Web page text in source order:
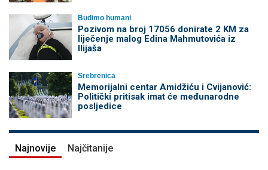
Budimo humani
Pozivom na broj 17056 donirate 2 KM za
liječenje malog Edina Mahmutovića iz
Ilijaša
Srebrenica
Memorijalni centar Amidžiću i Cvijanović:
Politički pritisak imat će međunarodne
posljedice
Najnovije Najčitanije